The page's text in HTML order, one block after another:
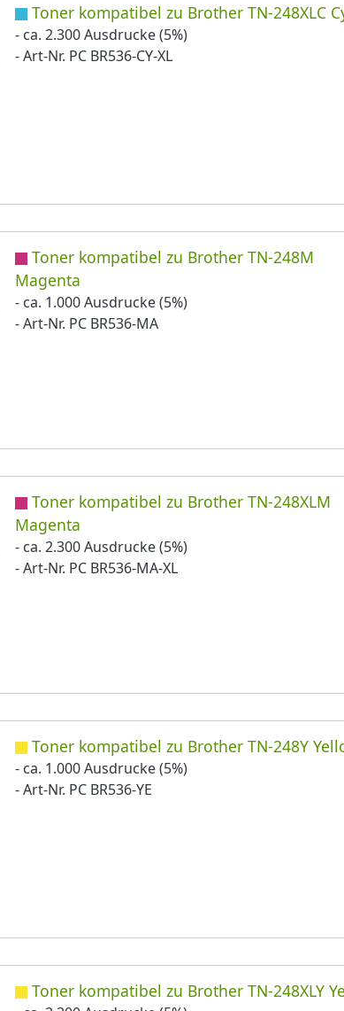
Toner kompatibel zu Brother TN-248XLC
- ca. 2.300 Ausdrucke (5%)
- Art-Nr. PC BR536-CY-XL
Toner kompatibel zu Brother TN-248M
Magenta
- ca. 1.000 Ausdrucke (5%)
- Art-Nr. PC BR536-MA
Toner kompatibel zu Brother TN-248XLM
Magenta
- ca. 2.300 Ausdrucke (5%)
- Art-Nr. PC BR536-MA-XL
Toner kompatibel zu Brother TN-248Y
- ca. 1.000 Ausdrucke (5%)
- Art-Nr. PC BR536-YE
Toner kompatibel zu Brother TN-248XLY